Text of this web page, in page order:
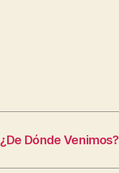
¿De Dónde Venimos?